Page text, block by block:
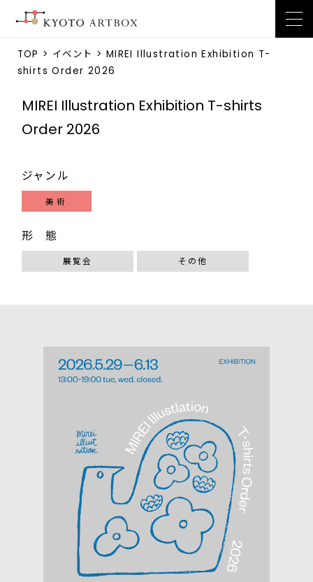
TOP > イベント > MIREI Illustration Exhibition T-
shirts Order 2026
MIREI Illustration Exhibition T-shirts
Order 2026
ジャンル
美術
形 態
展覧会 その他